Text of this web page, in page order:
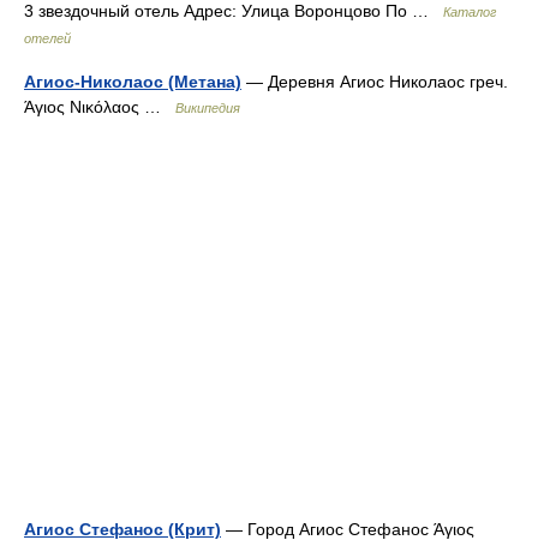
3 звездочный отель Адрес: Улица Воронцово По …
Каталог
отелей
Агиос-Николаос (Метана) — Деревня Агиос Николаос греч.
Άγιος Νικόλαος …
Википедия
Агиос Стефанос (Крит) — Город Агиос Стефанос Άγιος